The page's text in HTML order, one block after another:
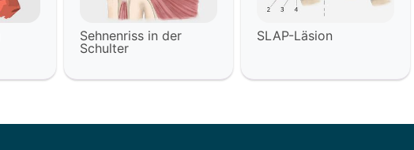
Sehnenriss in der
Schulter
SLAP-Läsion